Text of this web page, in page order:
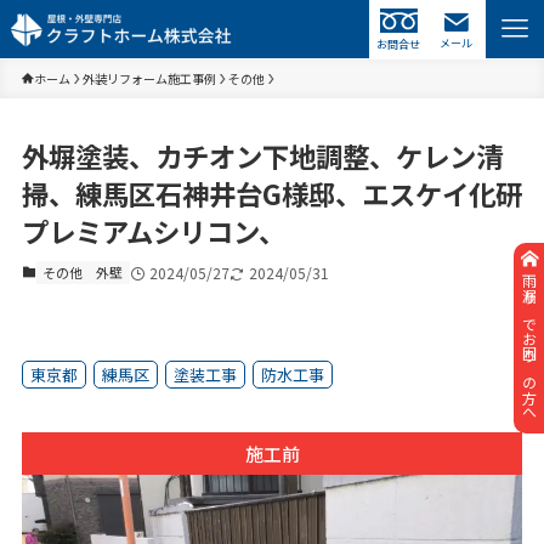
お問合せ メール
ホーム 外装リフォーム施工事例 その他
外塀塗装、カチオン下地調整、ケレン清
掃、練馬区石神井台G様邸、エスケイ化研
プレミアムシリコン、
その他 外壁 2024/05/27 2024/05/31
東京都 練馬区 塗装工事 防水工事
施工前
雨漏りでお困りの方へ